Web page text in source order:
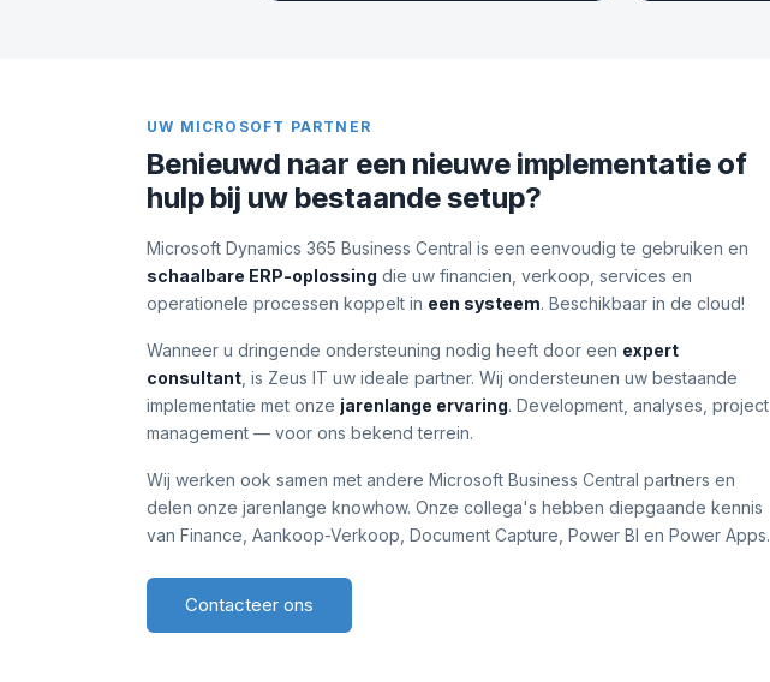
UW MICROSOFT PARTNER
Benieuwd naar een nieuwe implementatie of
hulp bij uw bestaande setup?
Microsoft Dynamics 365 Business Central is een eenvoudig te gebruiken en
schaalbare ERP-oplossing die uw financien, verkoop, services en
operationele processen koppelt in een systeem. Beschikbaar in de cloud!
Wanneer u dringende ondersteuning nodig heeft door een expert
consultant , is Zeus IT uw ideale partner. Wij ondersteunen uw bestaande
implementatie met onze jarenlange ervaring. Development, analyses, project
management — voor ons bekend terrein.
Wij werken ook samen met andere Microsoft Business Central partners en
delen onze jarenlange knowhow. Onze collega's hebben diepgaande kennis
van Finance, Aankoop-Verkoop, Document Capture, Power BI en Power Apps.
Contacteer ons